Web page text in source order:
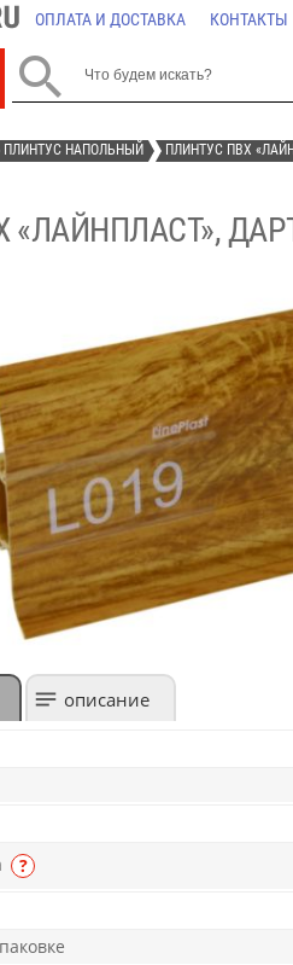
ОПЛАТА И ДОСТАВКА КОНТАКТЫ

ПЛИНТУС НАПОЛЬНЫЙ ПЛИНТУС ПВХ
«ЛАЙНПЛАСТ»,
описание
?